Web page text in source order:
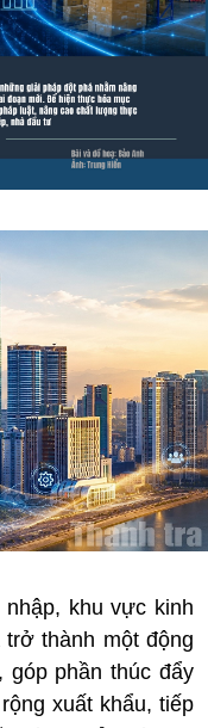
khu vực kinh
thành một động
góp phần thúc đẩy
xuất khẩu, tiếp